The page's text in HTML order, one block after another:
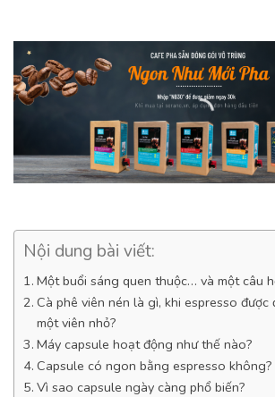
Nội dung bài viết:
Một buổi sáng quen thuộc… và một câu
Cà phê viên nén là gì, khi espresso
một viên nhỏ?
Máy capsule hoạt động như thế nào?
Capsule có ngon bằng espresso không?
Vì sao capsule ngày càng phổ biến?